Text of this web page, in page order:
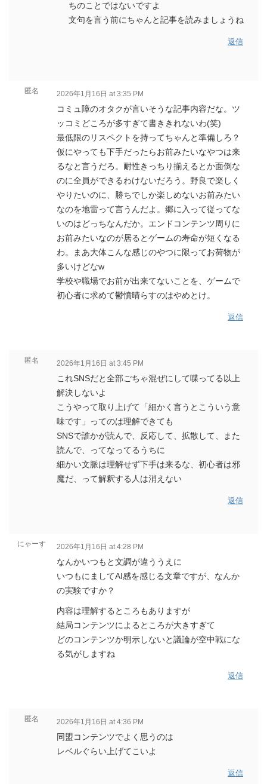
ちのことではないですよ
文句を言う前にちゃんと記事を読みましょうね
返信
匿名 2026年1月16日 at 3:35 PM
コミュ障のオタクが言いそうな記事内容だな。ツ
ッコミどころが多すぎて書ききれないわ(笑)
最低限のリスペクトを持ってちゃんと準備しろ？
仮にやっても下手だったらお前みたいなやつは来
るなと言うだろ。耐性きっちり揃えるとか面倒な
のに全員ができるわけないだろう。野良で楽しく
やりたいのに、勝ちでしか楽しめないお前みたい
なのを地雷って言うんだよ。郷に入って従ってな
いのはどっちなんだか。エンドコンテンツ周りに
お前みたいなのが居るとゲームの寿命が短くなる
わ。まあ大体こんな感じのやつに限ってお荷物が
多いけどなw
学校や職場でお前が出来てないことを、ゲームで
初心者に求めて鬱憤晴らすのはやめとけ。
返信
匿名 2026年1月16日 at 3:45 PM
これSNSだと全部ごちゃ混ぜにして喋ってる以上
解決しないよ
こうやって取り上げて「細かく言うとこういう意
味です」ってのは理解できても
SNSで誰かが読んで、反応して、拡散して、また
読んで、ってなってるうちに
細かい文脈は理解せず下手は来るな、初心者は邪
魔だ、って解釈する人は消えない
返信
にゃーす 2026年1月16日 at 4:28 PM
なんかいつもと文調が違ううえに
いつもにましてAI感を感じる文章ですが、なんか
の実験ですか？
内容は理解するところもありますが
結局コンテンツによるところが大きすぎて
どのコンテンツか明示しないと議論が空中戦にな
る気がしますね
返信
匿名 2026年1月16日 at 4:36 PM
同盟コンテンツでよく思うのは
レベルぐらい上げてこいよ
返信